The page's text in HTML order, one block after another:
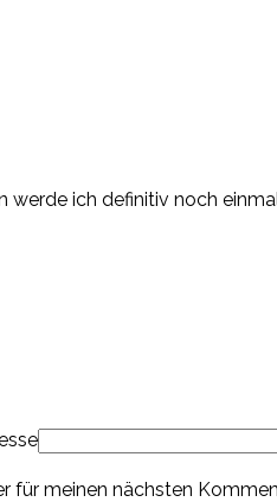
ich definitiv noch
für meinen nächsten